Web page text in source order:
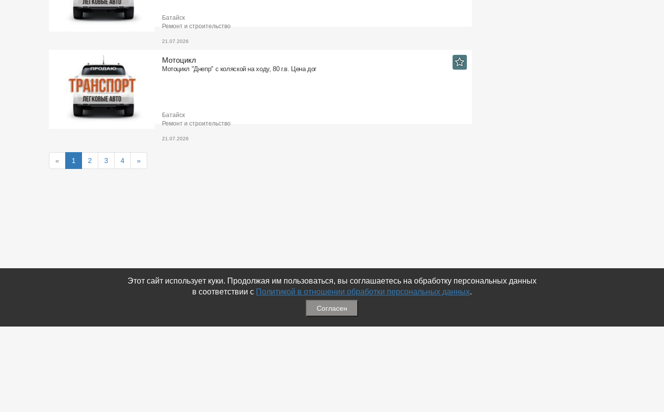
Батайск
Ремонт и строительство
21.07.2026
Мотоцикл
Мотоцикл "Днепр" с коляской на ходу, 80 г.в. Цена дог
Батайск
Ремонт и строительство
21.07.2026
« 1 2 3 4 »
Этот сайт использует куки. Продолжая им пользоваться, вы соглашаетесь на обработку персональных данных
в соответствии с Политикой в отношении обработки персональных данных.
Согласен
Меню